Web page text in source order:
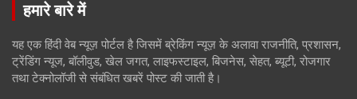
हमारे बारे में
यह एक हिंदी वेब न्यूज़ पोर्टल है जिसमें ब्रेकिंग न्यूज़ के अलावा राजनीति, प्रशासन,
ट्रेंडिंग न्यूज, बॉलीवुड, खेल जगत, लाइफस्टाइल, बिजनेस, सेहत, ब्यूटी, रोजगार
तथा टेक्नोलॉजी से संबंधित खबरें पोस्ट की जाती है।